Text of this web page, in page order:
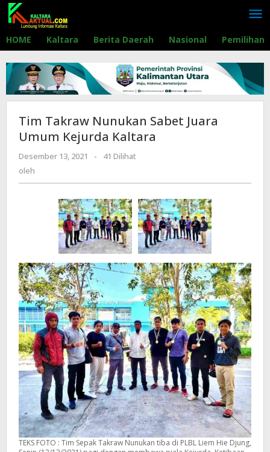
Lewati
konten
HOME Kaltara Berita Daerah Nasional Pemilihan
Tim Takraw Nunukan Sabet Juara
Umum Kejurda Kaltara
Desember 13, 2021 oleh
-
41 Dilihat
oleh
TEKS FOTO : Tim Sepak Takraw Nunukan tiba di PLBL Liem Hie Djung,